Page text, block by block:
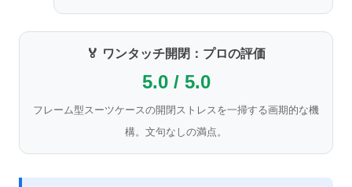
🏅 ワンタッチ開閉：プロの評価
5.0 / 5.0
フレーム型スーツケースの開閉ストレスを一掃する画期的な機
構。文句なしの満点。